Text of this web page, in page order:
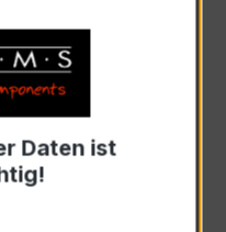
Daten ist